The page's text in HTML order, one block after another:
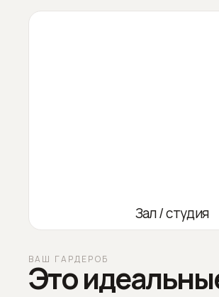
Зал / студия
ВАШ ГАРДЕРОБ
Это